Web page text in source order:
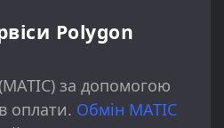
Polygon
за допомогою
оплати. Обмін MATIC